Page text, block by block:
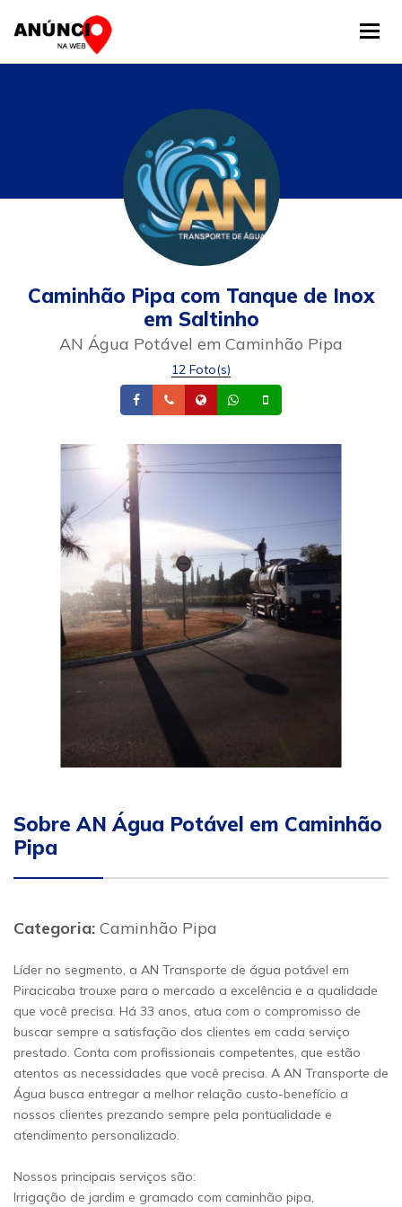
Caminhão Pipa com Tanque de Inox
em Saltinho
AN Água Potável em Caminhão Pipa
12 Foto(s)
FacebookTelefone
Site Whatsapp
Sobre AN Água Potável em Caminhão
Pipa
Categoria: Caminhão Pipa
Líder no segmento, a AN Transporte de água potável em
Piracicaba trouxe para o mercado a excelência e a qualidade
que você precisa. Há 33 anos, atua com o compromisso de
buscar sempre a satisfação dos clientes em cada serviço
prestado. Conta com profissionais competentes, que estão
atentos as necessidades que você precisa. A AN Transporte de
Água busca entregar a melhor relação custo-benefício a
nossos clientes prezando sempre pela pontualidade e
atendimento personalizado.
Nossos principais serviços são:
Irrigação de jardim e gramado com caminhão pipa,